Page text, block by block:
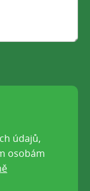
údajů,
osobám